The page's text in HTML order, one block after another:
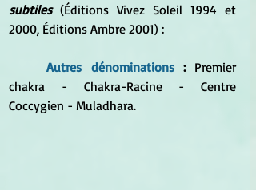
subtiles (Éditions Vivez Soleil 1994 et
2000, Éditions Ambre 2001) :
Autres dénominations : Premier
chakra - Chakra-Racine - Centre
Coccygien - Muladhara.